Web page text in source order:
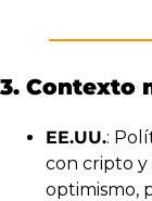
3. Contexto
EE.UU.:
con cripto y
optimismo,